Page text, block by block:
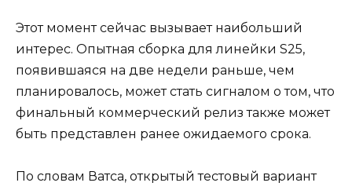
Этот момент сейчас вызывает наибольший
интерес. Опытная сборка для линейки S25,
появившаяся на две недели раньше, чем
планировалось, может стать сигналом о том, что
финальный коммерческий релиз также может
быть представлен ранее ожидаемого срока.
По словам Ватса, открытый тестовый вариант